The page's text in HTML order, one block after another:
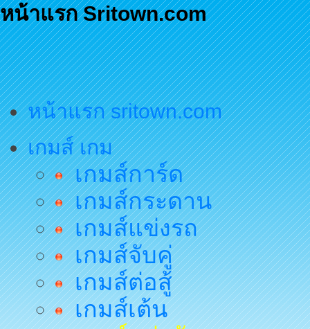
หน้าแรก Sritown.com
หน้าแรก sritown.com
เกมส์ เกม
เกมส์การ์ด
เกมส์กระดาน
เกมส์แข่งรถ
เกมส์จับคู่
เกมส์ต่อสู้
เกมส์เต้น